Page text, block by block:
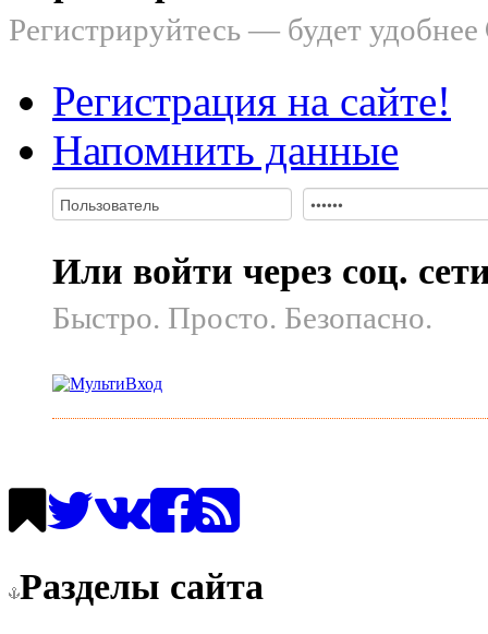
Регистрируйтесь — будет удобнее
Регистрация на сайте!
Напомнить данные
Или войти через соц.
Быстро. Просто. Безопасно.
Разделы сайта